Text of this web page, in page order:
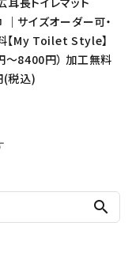
サイズオーダー可・
【My Toilet Style】
～8400円） 加工無料
税込)
search